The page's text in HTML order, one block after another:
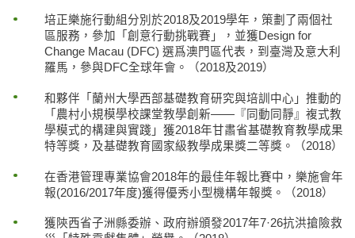
培正樂施行動組分別於2018及2019學年，策劃了兩個社
區服務，參加「創意行動挑戰賽」，並獲Design for
Change Macau (DFC) 選爲澳門區代表，到臺灣及意大利
羅馬，參與DFC全球年會。（2018及2019）
和夥伴「蘭州大學西部基礎教育研究與培訓中心」推動的
「農村小規模學校課堂教學創新——『同動同靜』複式教
學模式的構建與實踐」獲2018年甘肅省基礎教育教學成果
特等獎，及基礎教育國家級教學成果獎二等獎。（2018）
在香港管理專業協會2018年的最佳年報比賽中，樂施會年
報(2016/2017年度)獲得優秀小型機構年報獎。（2018）
獲陝西省子洲縣委辦、政府辦頒發2017年7·26抗洪搶險救